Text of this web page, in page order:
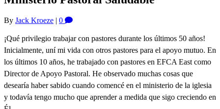
By Jack Kroeze | 0
¡Qué privilegio trabajar con pastores durante los últimos 50 años!
Inicialmente, uní mi vida con otros pastores para el apoyo mutuo. En
los últimos 10 años, he trabajado con pastores en EFCA East como
Director de Apoyo Pastoral. He observado muchas cosas que
desearía haber sabido cuando comencé en el ministerio de la iglesia
y todavía tengo mucho que aprender a medida que sigo creciendo en